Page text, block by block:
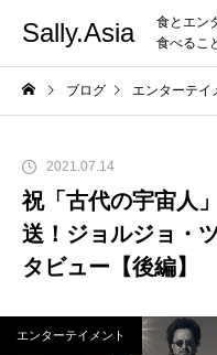
Sally.Asia
食とエン
食べるこ
ブログ エンターテイ
2021.07.14
祝「古代の宇宙人
送！ジョルジョ・
タビュー【後編】
エンターテイメント